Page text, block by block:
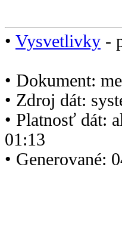
• Vysvetlivky -
• Dokument:
• Zdroj dát:
• Platnosť dát:
01:13
• Generované: